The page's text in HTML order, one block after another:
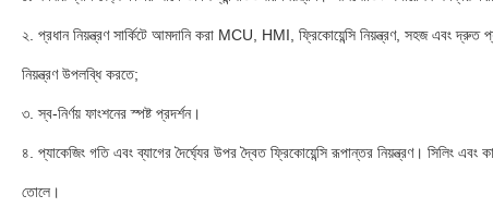
২. প্রধান নিয়ন্ত্রণ সার্কিটে আমদানি করা MCU, HMI, ফ্রিকোয়েন্সি নিয়ন্ত্রণ, সহজ এবং দ্রুত
নিয়ন্ত্রণ উপলব্ধি করতে;
৩. স্ব-নির্ণয় ফাংশনের স্পষ্ট প্রদর্শন।
৪. প্যাকেজিং গতি এবং ব্যাগের দৈর্ঘ্যের উপর দ্বৈত ফ্রিকোয়েন্সি রূপান্তর নিয়ন্ত্রণ। সিলিং
তোলে।